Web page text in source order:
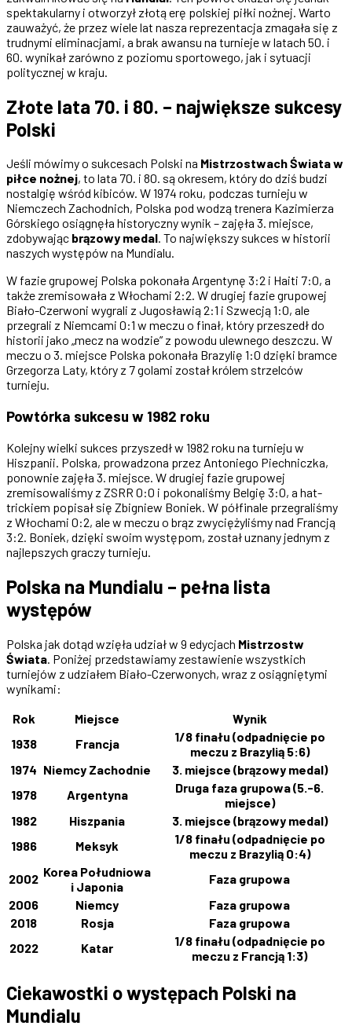
spektakularny i otworzył złotą erę polskiej piłki nożnej. Warto
zauważyć, że przez wiele lat nasza reprezentacja zmagała się z
trudnymi eliminacjami, a brak awansu na turnieje w latach 50. i
60. wynikał zarówno z poziomu sportowego, jak i sytuacji
politycznej w kraju.
Złote lata 70. i 80. – największe sukcesy
Polski
Jeśli mówimy o sukcesach Polski na Mistrzostwach Świata w
piłce nożnej, to lata 70. i 80. są okresem, który do dziś budzi
nostalgię wśród kibiców. W 1974 roku, podczas turnieju w
Niemczech Zachodnich, Polska pod wodzą trenera Kazimierza
Górskiego osiągnęła historyczny wynik – zajęła 3. miejsce,
zdobywając brązowy medal. To największy sukces w historii
naszych występów na Mundialu.
W fazie grupowej Polska pokonała Argentynę 3:2 i Haiti 7:0, a
także zremisowała z Włochami 2:2. W drugiej fazie grupowej
Biało-Czerwoni wygrali z Jugosławią 2:1 i Szwecją 1:0, ale
przegrali z Niemcami 0:1 w meczu o finał, który przeszedł do
historii jako „mecz na wodzie” z powodu ulewnego deszczu. W
meczu o 3. miejsce Polska pokonała Brazylię 1:0 dzięki bramce
Grzegorza Laty, który z 7 golami został królem strzelców
turnieju.
Powtórka sukcesu w 1982 roku
Kolejny wielki sukces przyszedł w 1982 roku na turnieju w
Hiszpanii. Polska, prowadzona przez Antoniego Piechniczka,
ponownie zajęła 3. miejsce. W drugiej fazie grupowej
zremisowaliśmy z ZSRR 0:0 i pokonaliśmy Belgię 3:0, a hat-
trickiem popisał się Zbigniew Boniek. W półfinale przegraliśmy
z Włochami 0:2, ale w meczu o brąz zwyciężyliśmy nad Francją
3:2. Boniek, dzięki swoim występom, został uznany jednym z
najlepszych graczy turnieju.
Polska na Mundialu – pełna lista
występów
Polska jak dotąd wzięła udział w 9 edycjach Mistrzostw
Świata . Poniżej przedstawiamy zestawienie wszystkich
turniejów z udziałem Biało-Czerwonych, wraz z osiągniętymi
wynikami:
Rok
Miejsce
Wynik
1938
Francja
1/8 finału (odpadnięcie po
meczu z Brazylią 5:6)
1974 Niemcy Zachodnie
3. miejsce (brązowy medal)
1978
Argentyna
Druga faza grupowa (5.-6.
miejsce)
1982
Hiszpania
3. miejsce (brązowy medal)
1986
Meksyk
1/8 finału (odpadnięcie po
meczu z Brazylią 0:4)
2002 Korea Południowa
i Japonia
Faza grupowa
2006
Niemcy
Faza grupowa
2018
Rosja
Faza grupowa
2022
Katar
1/8 finału (odpadnięcie po
meczu z Francją 1:3)
Ciekawostki o występach Polski na
Mundialu